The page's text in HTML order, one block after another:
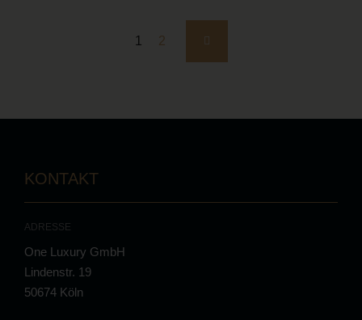
1 2
KONTAKT
ADRESSE
One Luxury GmbH
Lindenstr. 19
50674 Köln